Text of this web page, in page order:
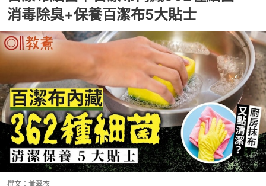
消毒除臭+保養百潔布5大貼士
撰文： 黃翠衣